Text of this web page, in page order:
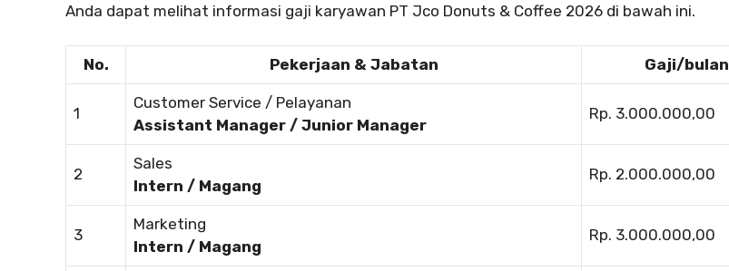
Anda dapat melihat informasi gaji karyawan PT Jco Donuts & Coffee 2026 di bawah ini.
No. Pekerjaan & Jabatan Gaji/bulan
1
Customer Service / Pelayanan
Assistant Manager / Junior Manager
Rp. 3.000.000,00
2
Sales
Intern / Magang
Rp. 2.000.000,00
3
Marketing
Intern / Magang
Rp. 3.000.000,00